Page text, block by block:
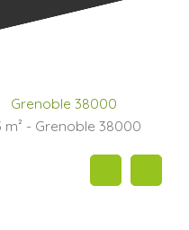
Grenoble 38000
m² - Grenoble 38000